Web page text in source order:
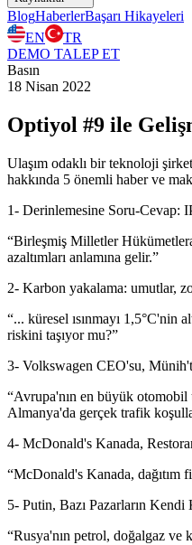
BlogHaberlerBaşarı Hikayeleri
EN
TR
DEMO TALEP ET
Basın
18 Nisan 2022
Optiyol #9 ile
Ulaşım odaklı bir teknoloji
hakkında 5 önemli haber ve
1- Derinlemesine Soru-Cevap:
“Birleşmiş Milletler
azaltımları anlamına gelir.”
2- Karbon yakalama: umutlar,
“... küresel ısınmayı
riskini taşıyor mu?”
3- Volkswagen CEO'su,
“Avrupa'nın en büyük otomobil
Almanya'da gerçek trafik
4- McDonald's Kanada,
“McDonald's Kanada,
5- Putin, Bazı Pazarların
“Rusya'nın petrol, doğalgaz ve